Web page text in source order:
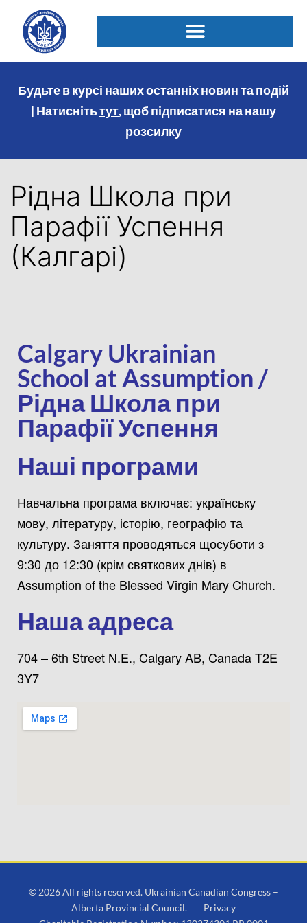
Будьте в курсі наших останніх новин та подій
| Натиснітьтут, щоб підписатися на нашу
розсилку
Рідна Школа при
Парафії Успення
(Калгарі)
Calgary Ukrainian
School at Assumption /
Рідна Школа при
Парафії Успення
Наші програми
Навчальна програма включає: українську
мову, літературу, історію, географію та
культуру. Заняття проводяться щосуботи з
9:30 до 12:30 (крім святкових днів) в
Assumption of the Blessed Virgin Mary Church.
Наша адреса
704 – 6th Street N.E., Calgary AB, Canada T2E
3Y7
© 2026 All rights reserved. Ukrainian Canadian Congress –
Alberta Provincial Council. Privacy